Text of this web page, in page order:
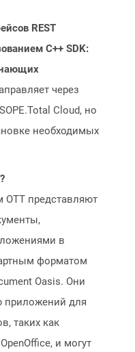
REST
C++ SDK:
через
Cloud, но
необходимых
представляют
в
форматом
Oasis. Они
приложений для
таких как
и могут